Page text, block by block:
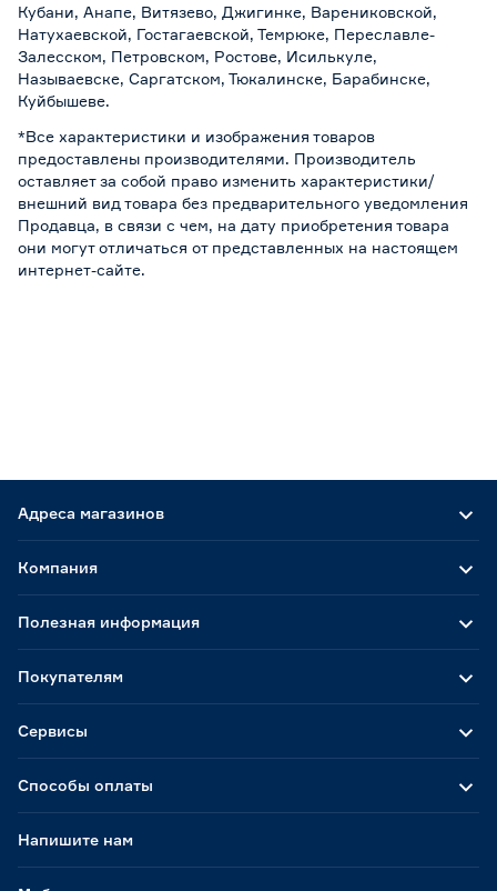
Кубани, Анапе, Витязево, Джигинке, Варениковской,
Натухаевской, Гостагаевской, Темрюке, Переславле-
Залесском, Петровском, Ростове, Исилькуле,
Называевске, Саргатском, Тюкалинске, Барабинске,
Куйбышеве.
*Все характеристики и изображения товаров
предоставлены производителями. Производитель
оставляет за собой право изменить характеристики/
внешний вид товара без предварительного уведомления
Продавца, в связи с чем, на дату приобретения товара
они могут отличаться от представленных на настоящем
интернет-сайте.
Адреса магазинов
Способы оплаты
Компания
Полезная информация
Покупателям
Сервисы
Напишите нам